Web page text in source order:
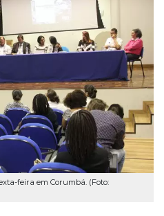
feira em Corumbá. (Foto: